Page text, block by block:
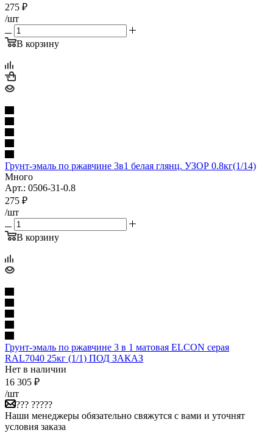
275 ₽
/шт
В корзину
Грунт-эмаль по ржавчине 3в1 белая глянц. УЗОР 0.8кг(1/14)
Много
Арт.: 0506-31-0.8
275 ₽
/шт
В корзину
Грунт-эмаль по ржавчине 3 в 1 матовая ELCON серая
RAL7040 25кг (1/1) ПОД ЗАКАЗ
Нет в наличии
16 305 ₽
/шт
??? ?????
Наши менеджеры обязательно свяжутся с вами и уточнят
условия заказа